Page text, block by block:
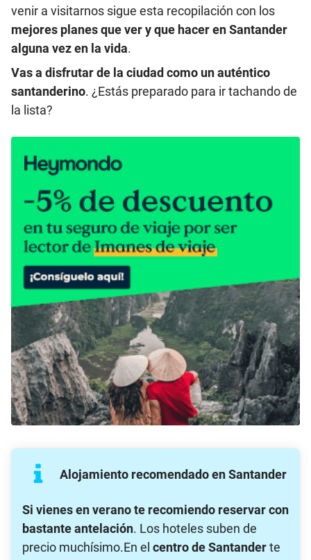
venir a visitarnos sigue esta recopilación con los
mejores planes que ver y que hacer en Santander
alguna vez en la vida.
Vas a disfrutar de la ciudad como un auténtico
santanderino. ¿Estás preparado para ir tachando de
la lista?
Alojamiento recomendado en Santander
Si vienes en verano te recomiendo reservar con
bastante antelación. Los hoteles suben de
precio muchísimo.En el centro de Santanderte